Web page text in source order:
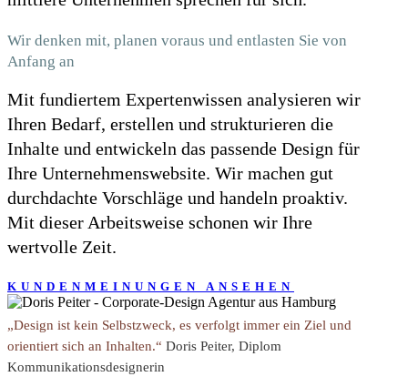
Wir denken mit, planen voraus und entlasten Sie von
Anfang an
Mit fundiertem Expertenwissen analysieren wir
Ihren Bedarf, erstellen und strukturieren die
Inhalte und entwickeln das passende Design für
Ihre Unternehmenswebsite. Wir machen gut
durchdachte Vorschläge und handeln proaktiv.
Mit dieser Arbeitsweise schonen wir Ihre
wertvolle Zeit.
KUNDENMEINUNGEN ANSEHEN
„Design ist kein Selbstzweck, es verfolgt immer ein Ziel und
orientiert sich an Inhalten.“ Doris Peiter, Diplom
Kommunikationsdesignerin